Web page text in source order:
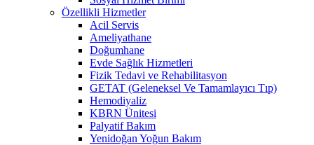
Özellikli Hizmetler
Acil Servis
Ameliyathane
Doğumhane
Evde Sağlık Hizmetleri
Fizik Tedavi ve Rehabilitasyon
GETAT (Geleneksel Ve Tamamlayıcı Tıp)
Hemodiyaliz
KBRN Ünitesi
Palyatif Bakım
Yenidoğan Yoğun Bakım